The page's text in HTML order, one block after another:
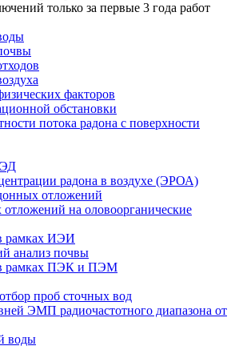
только за первые 3 года работ
факторов
обстановки
потока радона с поверхности
радона в воздухе (ЭРОА)
отложений
на оловоорганические
рамках ИЭИ
анализ почвы
рамках ПЭК и ПЭМ
проб сточных вод
ЭМП радиочастотного диапазона от
воды